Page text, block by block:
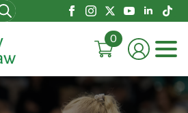
Search
for:
0